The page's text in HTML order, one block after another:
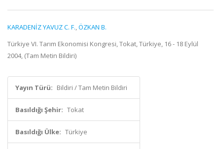
KARADENİZ YAVUZ C. F.,ÖZKAN B.
Türkiye VI. Tarım Ekonomisi Kongresi, Tokat, Türkiye, 16 - 18 Eylül
2004, (Tam Metin Bildiri)
Yayın Türü: Bildiri / Tam Metin Bildiri
Basıldığı Şehir: Tokat
Basıldığı Ülke: Türkiye